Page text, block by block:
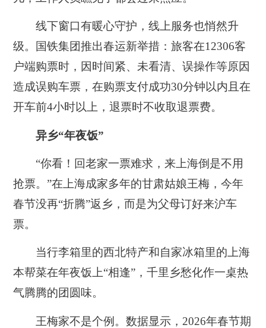
线下窗口有暖心守护，线上服务也悄然升
级。国铁集团推出春运新举措：旅客在12306客
户端购票时，因时间紧、未看清、误操作等原因
造成误购车票，在购票支付成功30分钟以内且在
开车前4小时以上，退票时不收取退票费。
异乡“年夜饭”
“你看！回老家一票难求，来上海倒是不用
抢票。”在上海成家多年的甘肃姑娘王梅，今年
春节没再“折腾”返乡，而是为父母订好来沪车
票。
当行李箱里的西北特产和自家冰箱里的上海
本帮菜在年夜饭上“相逢”，千里乡愁化作一桌热
气腾腾的团圆味。
王梅家不是个例。数据显示，2026年春节期